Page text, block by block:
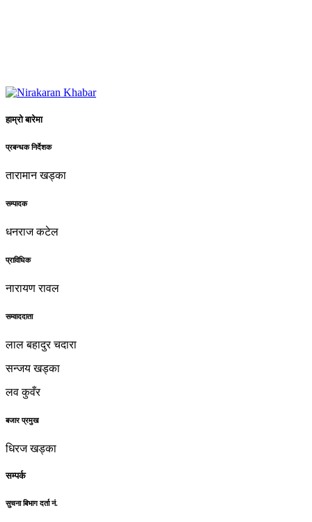
हाम्रो बारेमा
प्रबन्धक निर्देशक
तारामान खड्का
सम्पादक
धनराज कटेल
प्राविधिक
नारायण रावल
सम्वाददाता
लाल बहादुर चदारा
सन्जय खड्का
लव कुवँर
बजार प्रमुख
धिरज खड्का
सम्पर्क
सुचना बिभाग दर्ता नं.